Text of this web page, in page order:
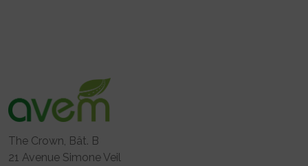
The Crown, Bât. B
21 Avenue Simone Veil